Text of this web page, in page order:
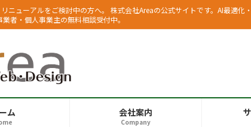
ニューアルをご検討中の方へ。 株式会社Areaの公式サイトです。AI最適
者・個人事業主の無料相談受付中。
ム 会社案内
Company